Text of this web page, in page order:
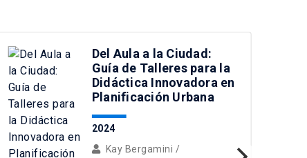
Del Aula a la Ciudad:
Guía de Talleres para la
Didáctica Innovadora en
Planificación Urbana
2024
Kay Bergamini /